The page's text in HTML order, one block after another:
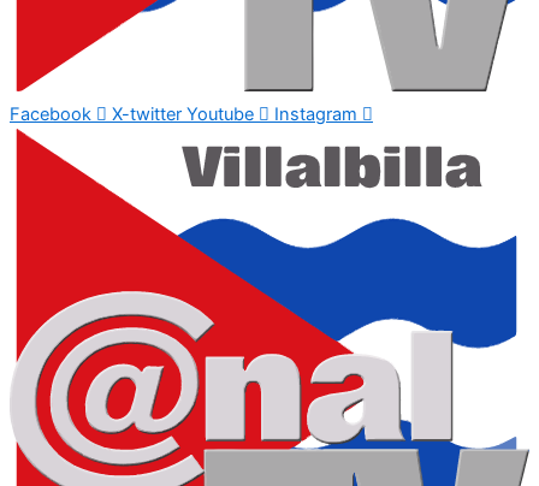
Facebook X-twitter Youtube Instagram